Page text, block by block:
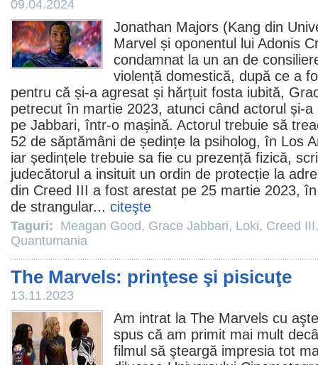
09.04.2024
Jonathan Majors (Kang din
Marvel și oponentul lui Adonis
condamnat la un an de
violență domestică, după ce a
pentru că și-a agresat și hărțuit fosta iubită,
petrecut în martie 2023, atunci când actorul și-
pe Jabbari, într-o mașină. Actorul trebuie să
52 de săptămâni de ședințe la psiholog, în Los
iar ședințele trebuie sa fie cu prezență fizică,
judecătorul a insituit un ordin de protecție la
din Creed III a fost arestat pe 25 martie 2023,
de strangular... citeşte
Taguri: Meagan Good, Grace Jabbari, Loki, Creed III
Quantumania
The Marvels: prinţese şi pisicuţe
13.11.2023
Am intrat la The Marvels cu
spus că am primit mai mult
filmul să şteargă impresia tot